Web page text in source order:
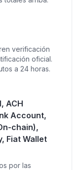
verificación
oficial.
a 24 horas.
ACH
Account,
chain),
Fiat Wallet
por las